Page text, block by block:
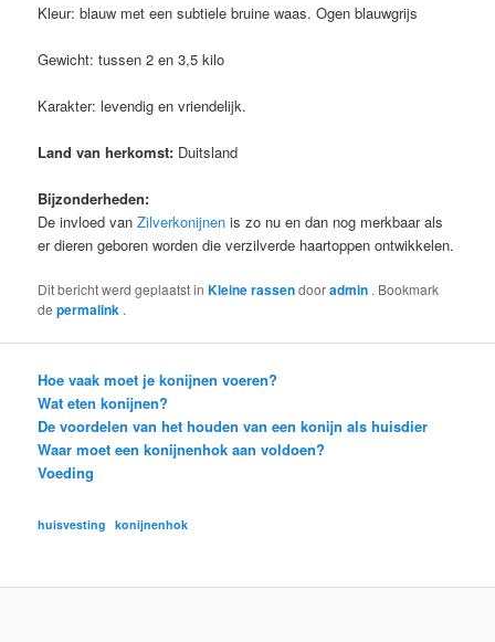
Kleur: blauw met een subtiele bruine waas. Ogen blauwgrijs
Gewicht: tussen 2 en 3,5 kilo
Karakter: levendig en vriendelijk.
Land van herkomst: Duitsland
Bijzonderheden:
De invloed vanZilverkonijnen is zo nu en dan nog merkbaar als
er dieren geboren worden die verzilverde haartoppen ontwikkelen.
Dit bericht werd geplaatst inKleine rassendooradmin . Bookmark
depermalink .
Hoe vaak moet je konijnen voeren?
Wat eten konijnen?
De voordelen van het houden van een konijn als huisdier
Waar moet een konijnenhok aan voldoen?
Voeding
huisvesting konijnenhok